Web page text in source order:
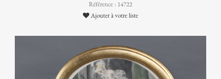
Référence : 14722
Ajouter à votre liste